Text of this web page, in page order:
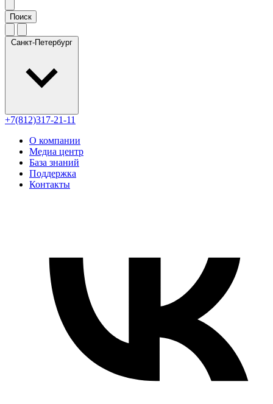
Санкт-Петербург
+7(812)317-21-11
О компании
Медиа центр
База знаний
Поддержка
Контакты